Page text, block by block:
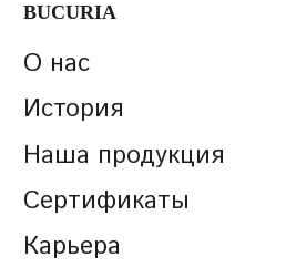
BUCURIA
О нас
История
Наша продукция
Сертификаты
Карьера